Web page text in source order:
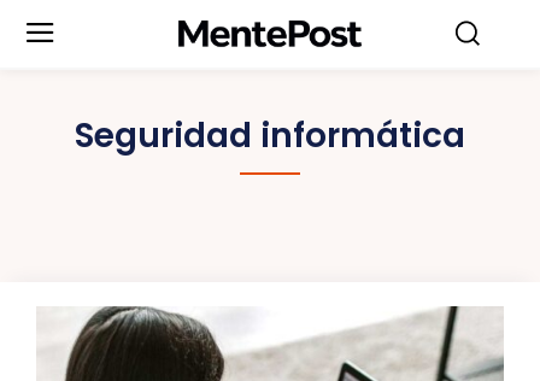
Seguridad informática